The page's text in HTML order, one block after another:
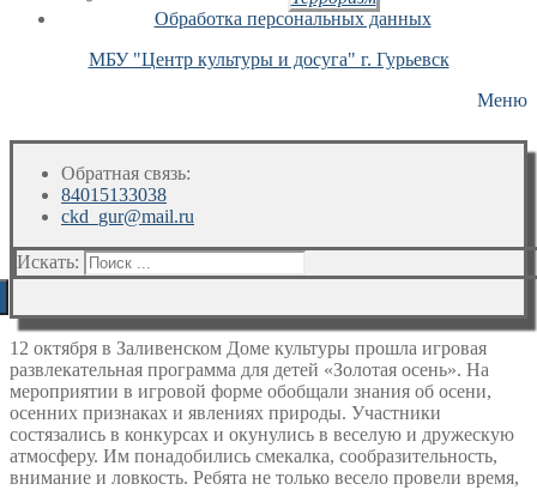
Обработка персональных данных
МБУ "Центр культуры и досуга" г. Гурьевск
Меню
Обратная связь:
84015133038
ckd_gur@mail.ru
Искать:
12 октября в Заливенском Доме культуры прошла игровая
развлекательная программа для детей «Золотая осень». На
мероприятии в игровой форме обобщали знания об осени,
осенних признаках и явлениях природы. Участники
состязались в конкурсах и окунулись в веселую и дружескую
атмосферу. Им понадобились смекалка, сообразительность,
внимание и ловкость. Ребята не только весело провели время,